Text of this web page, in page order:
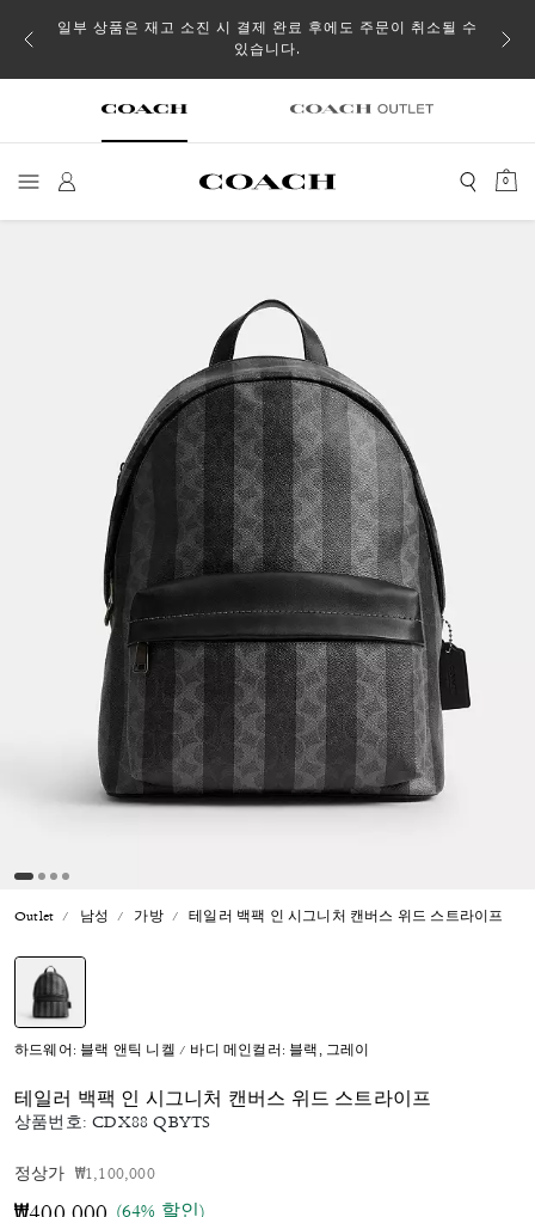
일부 상품은 재고 소진 시 결제 완료 후에도 주문이 취소될 수
있습니다.
0
Outlet 남성 가방 테일러 백팩 인 시그니처 캔버스 위드 스트라이프
하드웨어: 블랙 앤틱 니켈 / 바디 메인컬러: 블랙, 그레이
테일러 백팩 인 시그니처 캔버스 위드 스트라이프
상품번호:CDX88 QBYTS
정상가 가격 인하 전
₩1,100,000인하됨
(64% 할인)